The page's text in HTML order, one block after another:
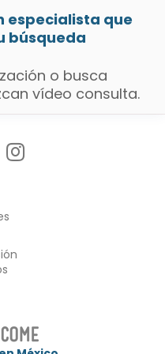
especialista que
búsqueda
o busca
vídeo consulta.